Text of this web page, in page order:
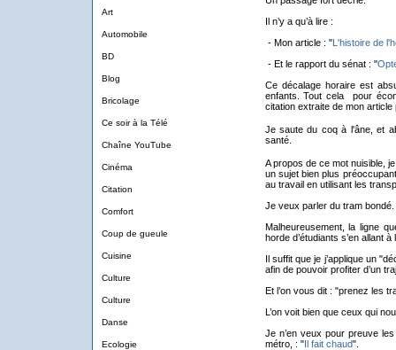
Art
Automobile
BD
Blog
Bricolage
Ce soir à la Télé
Chaîne YouTube
Cinéma
Citation
Comfort
Coup de gueule
Cuisine
Culture
Culture
Danse
Ecologie
Il n’y a qu’à lire :
- Mon article : "L'histoire de
- Et le rapport du sénat : "
Ce décalage horaire est
enfants. Tout cela pour
citation extraite de mon article
Je saute du coq à l'âne, et
santé.
A propos de ce mot nuisible,
un sujet bien plus
au travail en utilisant les
Je veux parler du tram bondé.
Malheureusement, la ligne
horde d’étudiants s’en allant à
Il suffit que je j’applique un
afin de pouvoir profiter d’un
Et l’on vous dit : "prenez les
L’on voit bien que ceux qui
Je n’en veux pour preuve les
métro, : "Il fait chaud".